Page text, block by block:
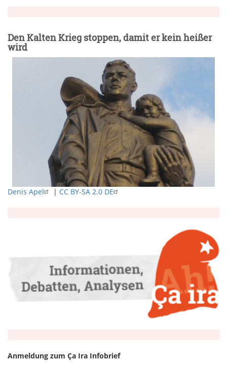
Den Kalten Krieg stoppen, damit er kein heißer
wird
Denis Apel | CC BY-SA 2.0 DE
Anmeldung zum Ça Ira Infobrief